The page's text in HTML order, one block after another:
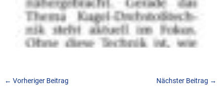
← Vorheriger Beitrag Nächster Beitrag →